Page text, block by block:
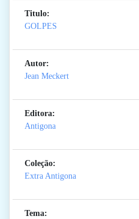
Titulo:
GOLPES
Autor:
Jean Meckert
Editora:
Antigona
Coleção:
Extra Antigona
Tema: